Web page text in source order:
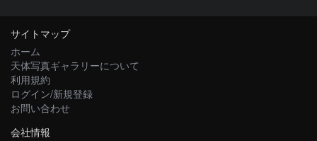
サイトマップ
ホーム
天体写真ギャラリーについて
利用規約
ログイン/新規登録
お問い合わせ
会社情報